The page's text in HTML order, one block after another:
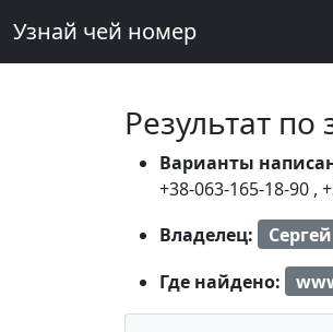
Узнай чей номер
Результат
Варианты
+38-063-165-18-90 ,
Владелец:
Сергей
Где найдено: